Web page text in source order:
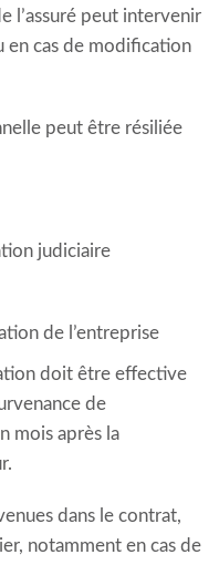
l’assuré peut intervenir
en cas de modification
peut être résiliée
judiciaire
de l’entreprise
doit être effective
de
mois après la
dans le contrat,
notamment en cas de